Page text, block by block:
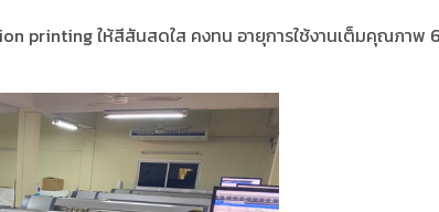
printing ให้สีสันสดใส คงทน อายุการใช้งานเต็มคุณภาพ